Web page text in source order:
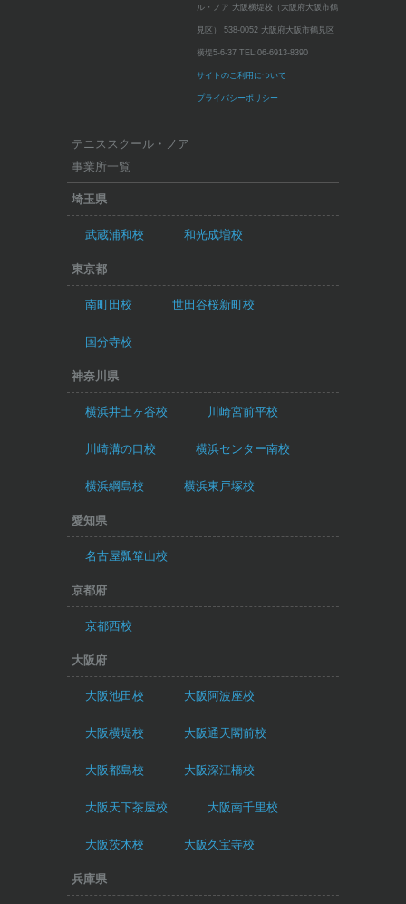
ル・ノア 大阪横堤校（大阪府大阪市鶴
見区） 538-0052 大阪府大阪市鶴見区
横堤5-6-37 TEL:06-6913-8390
サイトのご利用について
プライバシーポリシー
テニススクール・ノア
事業所一覧
埼玉県
武蔵浦和校 和光成増校
東京都
南町田校 世田谷桜新町校
国分寺校
神奈川県
横浜井土ヶ谷校 川崎宮前平校
川崎溝の口校 横浜センター南校
横浜綱島校 横浜東戸塚校
愛知県
名古屋瓢箪山校
京都府
京都西校
大阪府
大阪池田校 大阪阿波座校
大阪横堤校 大阪通天閣前校
大阪都島校 大阪深江橋校
大阪天下茶屋校 大阪南千里校
大阪茨木校 大阪久宝寺校
兵庫県